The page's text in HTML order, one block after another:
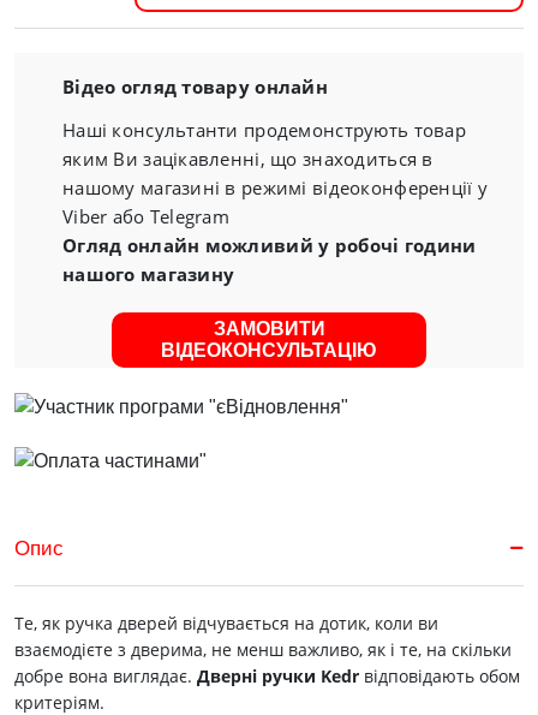
Відео огляд товару онлайн
Наші консультанти продемонструють товар
яким Ви зацікавленні, що знаходиться в
нашому магазині в режимі відеоконференції у
Viber або Telegram
Огляд онлайн можливий у робочі години
нашого магазину
ЗАМОВИТИ
ВІДЕОКОНСУЛЬТАЦІЮ
Опис
Те, як ручка дверей відчувається на дотик, коли ви
взаємодієте з дверима, не менш важливо, як і те, на скільки
добре вона виглядає. Дверні ручки Kedr відповідають обом
критеріям.